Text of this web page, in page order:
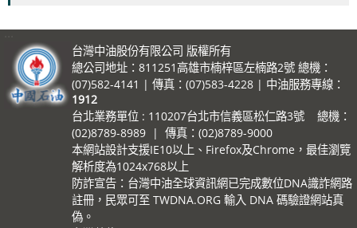
台灣中油股份有限公司 版權所有
總公司地址：811251高雄市楠梓區左楠路2號 總機：
(07)582-4141 | 傳真：(07)583-4228 | 中油服務專線：
1912
台北業務單位 : 110207台北市信義區松仁路3號 總機：
(02)8789-8989 | 傳真：(02)8789-9000
本網站設計支援IE10以上、Firefox及Chrome，最佳瀏覽
解析度為1024x768以上
防詐宣告：台灣中油全球資訊網已完成數位DNA識詐網路
註冊，民眾可至 TWDNA.ORG 輸入 DNA 碼驗證網站真
偽。